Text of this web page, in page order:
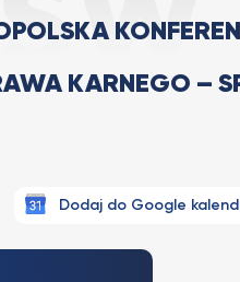
KARNEGO –
Dodaj do Google